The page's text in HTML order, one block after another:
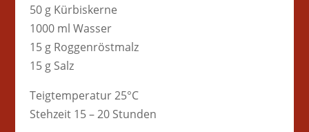
50 g Kürbiskerne
1000 ml Wasser
15 g Roggenröstmalz
15 g Salz
Teigtemperatur 25°C
Stehzeit 15 – 20 Stunden